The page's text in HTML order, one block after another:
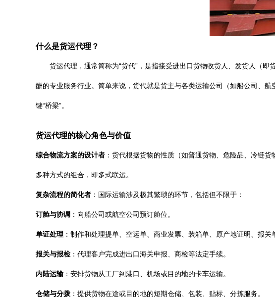
什么是货运代理？
货运代理，通常简称为“货代”，是指接受进出口货物收货人、发货人（
酬的专业服务行业。简单来说，货代就是货主与各类运输公司（如船公司、
键“桥梁”。
货运代理的核心角色与价值
综合物流方案的设计者 ：货代根据货物的性质（如普通货物、危险品、冷链
多种方式的组合，即多式联运。
复杂流程的简化者 ：国际运输涉及极其繁琐的环节，包括但不限于：
订舱与协调 ：向船公司或航空公司预订舱位。
单证处理 ：制作和处理提单、空运单、商业发票、装箱单、原产地证明、报关
报关与报检：代理客户完成进出口海关申报、商检等法定手续。
内陆运输 ：安排货物从工厂到港口、机场或目的地的卡车运输。
仓储与分拨 ：提供货物在途或目的地的短期仓储、包装、贴标、分拣服务。